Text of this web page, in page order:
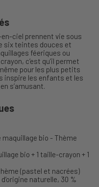
ciel prennent vie sous
six teintes douces et
féeriques ou
c’est qu’il permet
pour les plus petits
inspire les enfants et les
s’amusant.
bio - Thème
bio + 1 taille-crayon + 1
(pastel et nacrées)
naturelle, 30 %